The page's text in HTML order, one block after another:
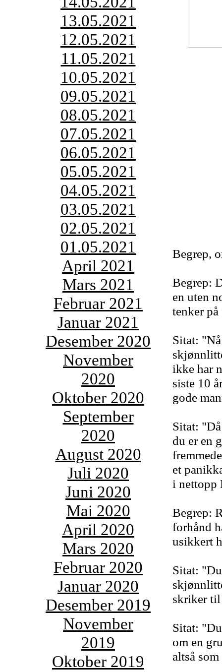
13.05.2021
12.05.2021
11.05.2021
10.05.2021
09.05.2021
08.05.2021
07.05.2021
06.05.2021
05.05.2021
04.05.2021
03.05.2021
02.05.2021
01.05.2021
April 2021
Mars 2021
Februar 2021
Januar 2021
Desember 2020
November
2020
Oktober 2020
September
2020
August 2020
Juli 2020
Juni 2020
Mai 2020
April 2020
Mars 2020
Februar 2020
Januar 2020
Desember 2019
November
2019
Oktober 2019
Begrep,
Begrep:
en uten
tenker
Sitat:
ikke har
siste 10
gode
Sitat:
du er en
et
i nettopp
Begrep:
forhånd
usikkert
Sitat:
skriker til
Sitat:
om en
altså